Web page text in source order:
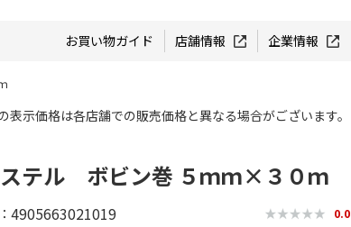
お買い物ガイド 店舗情報 企業情報
表示価格は各店舗での販売価格と異なる場合がございます。
テル ボビン巻 ５ｍｍ×３０ｍ
4905663021019 0.0